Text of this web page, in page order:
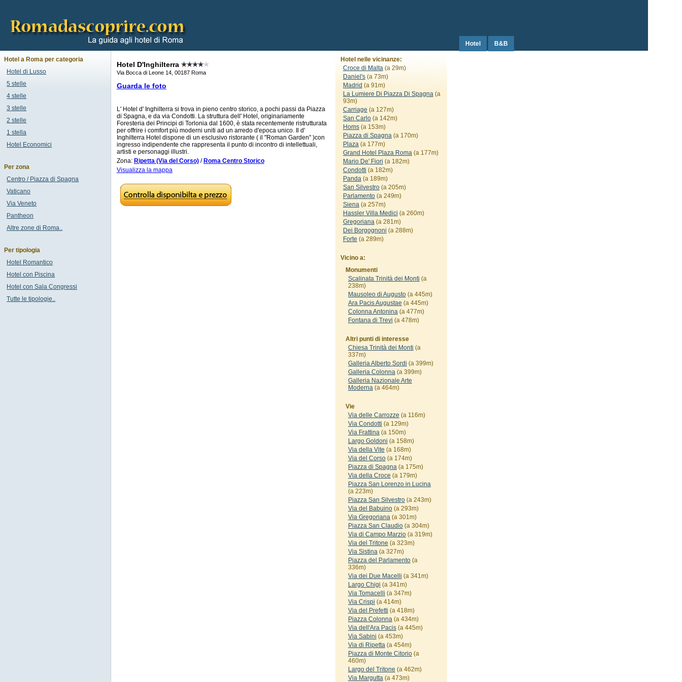
Hotel B&B
Hotel D'Inghilterra
Via Bocca di Leone 14, 00187 Roma
Guarda le foto
L' Hotel d' Inghilterra si trova in pieno centro storico, a pochi passi da Piazza
di Spagna, e da via Condotti. La struttura dell' Hotel, originariamente
Foresteria dei Principi di Torlonia dal 1600, è stata recentemente ristrutturata
per offrire i comfort più moderni uniti ad un arredo d'epoca unico. Il d'
Inghilterra Hotel dispone di un esclusivo ristorante ( il "Roman Garden" )con
ingresso indipendente che rappresenta il punto di incontro di intellettuali,
artisti e personaggi illustri.
Zona: Ripetta (Via del Corso)/ Roma Centro Storico
Visualizza la mappa
Hotel nelle vicinanze:
Croce di Malta(a 29m)
Daniel's(a 73m)
Madrid (a 91m)
La Lumiere Di Piazza Di Spagna(a
93m)
Carriage (a 127m)
San Carlo(a 142m)
Homs(a 153m)
Piazza di Spagna(a 170m)
Plaza(a 177m)
Grand Hotel Plaza Roma(a 177m)
Mario De' Fiori (a 182m)
Condotti (a 182m)
Panda(a 189m)
San Silvestro(a 205m)
Parlamento(a 249m)
Siena(a 257m)
Hassler Villa Medici (a 260m)
Gregoriana(a 281m)
Dei Borgognoni (a 288m)
Forte (a 289m)
Vicino a:
Monumenti
Scalinata Trinità dei Monti (a
238m)
Mausoleo di Augusto(a 445m)
Ara Pacis Augustae (a 445m)
Colonna Antonina(a 477m)
Fontana di Trevi (a 478m)
Altri punti di interesse
Chiesa Trinità dei Monti (a
337m)
Galleria Alberto Sordi (a 399m)
Galleria Colonna(a 399m)
Galleria Nazionale Arte
Moderna(a 464m)
Vie
Via delle Carrozze (a 116m)
Via Condotti (a 129m)
Via Frattina(a 150m)
Largo Goldoni (a 158m)
Via della Vite (a 168m)
Via del Corso(a 174m)
Piazza di Spagna(a 175m)
Via della Croce (a 179m)
Piazza San Lorenzo in Lucina
(a 223m)
Piazza San Silvestro(a 243m)
Via del Babuino(a 293m)
Via Gregoriana(a 301m)
Piazza San Claudio(a 304m)
Via di Campo Marzio(a 319m)
Via del Tritone (a 323m)
Via Sistina(a 327m)
Piazza del Parlamento(a
336m)
Via dei Due Macelli (a 341m)
Largo Chigi (a 341m)
Via Tomacelli (a 347m)
Via Crispi (a 414m)
Via del Prefetti (a 418m)
Piazza Colonna(a 434m)
Via dell'Ara Pacis(a 445m)
Via Sabini (a 453m)
Via di Ripetta(a 454m)
Piazza di Monte Citorio(a
460m)
Largo del Tritone (a 462m)
Via Margutta(a 473m)
Hotel a Roma per categoria
Hotel di Lusso
5 stelle
4 stelle
3 stelle
2 stelle
1 stella
Hotel Economici
Per zona
Centro / Piazza di Spagna
Vaticano
Via Veneto
Pantheon
Altre zone di Roma..
Per tipologia
Hotel Romantico
Hotel con Piscina
Hotel con Sala Congressi
Tutte le tipologie..